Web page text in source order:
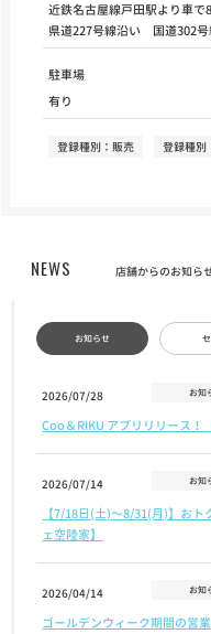
近鉄名古屋線戸田駅より車で
県道227号線沿い 国道302号
駐車場
有り
登録種別：販売 登録種別
NEWS 店舗からのお知ら
お知らせ
2026/07/28 お知
Coo＆RIKU アプリリリース！
2026/07/14 お知
【7/18日(土)〜8/31(月)】お
ェ空陸家】
2026/04/14 お知
ゴールデンウィーク期間の営